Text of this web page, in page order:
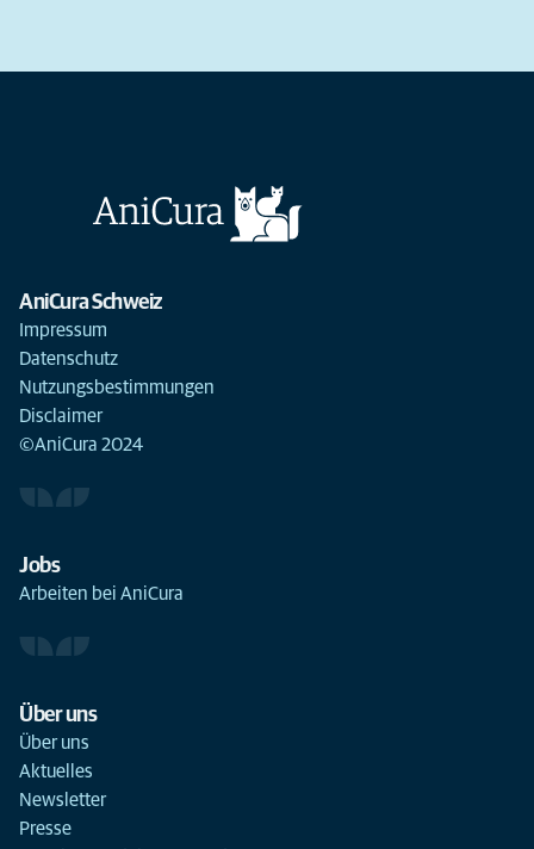
AniCura Schweiz
Impressum
Datenschutz
Nutzungsbestimmungen
Disclaimer
©AniCura 2024
Jobs
Arbeiten bei AniCura
Über uns
Über uns
Aktuelles
Newsletter
Presse